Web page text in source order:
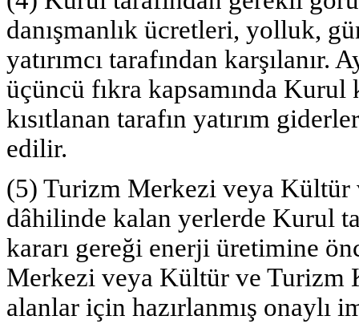
danışmanlık ücretleri, yolluk,
yatırımcı tarafından
üçüncü fıkra kapsamında
kısıtlanan tarafın yatırım
edilir.
(5) Turizm Merkezi veya
dâhilinde kalan yerlerde Kurul
kararı gereği enerji üretimine
Merkezi veya Kültür ve Turizm
alanlar için hazırlanmış onaylı